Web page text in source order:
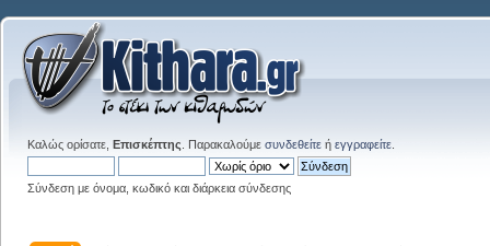
Καλώς ορίσατε, Επισκέπτης . Παρακαλούμε συνδεθείτε ή εγγραφείτε
Σύνδεση με όνομα, κωδικό και διάρκεια σύνδεσης